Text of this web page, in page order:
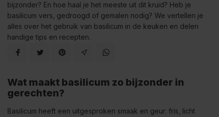
bijzonder? En hoe haal je het meeste uit dit kruid? Heb je
basilicum vers, gedroogd of gemalen nodig? We vertellen je
alles over het gebruik van basilicum in de keuken en delen
handige tips en recepten.
Wat maakt basilicum zo bijzonder in
gerechten?
Basilicum heeft een uitgesproken smaak en geur: fris, licht